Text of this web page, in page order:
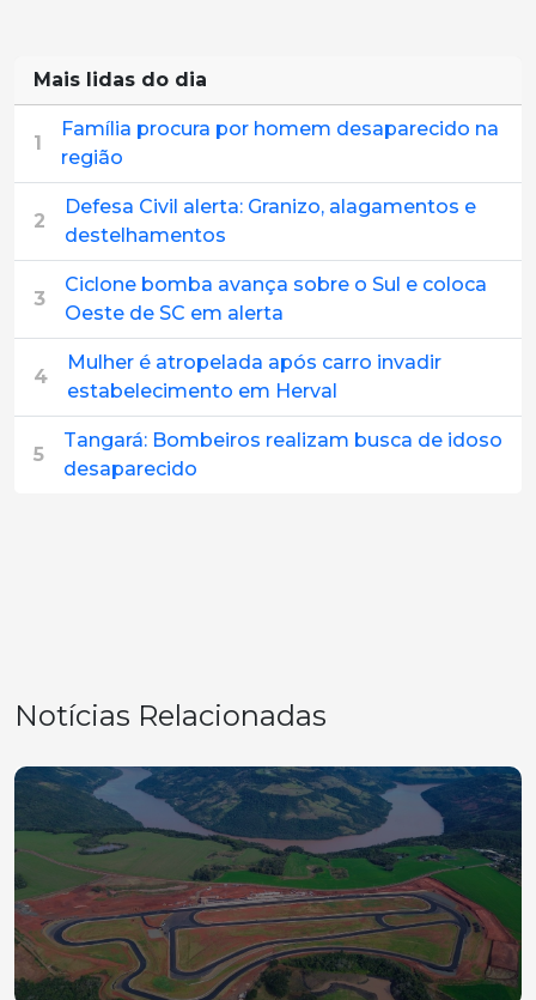
Mais lidas do dia
1
Família procura por homem desaparecido na
região
2
Defesa Civil alerta: Granizo, alagamentos e
destelhamentos
3
Ciclone bomba avança sobre o Sul e coloca
Oeste de SC em alerta
4
Mulher é atropelada após carro invadir
estabelecimento em Herval
5
Tangará: Bombeiros realizam busca de idoso
desaparecido
Notícias Relacionadas